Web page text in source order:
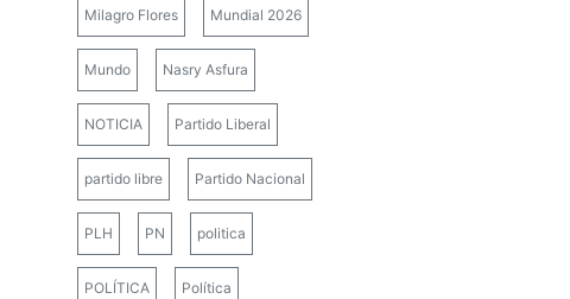
Milagro Flores Mundial 2026
Mundo Nasry Asfura
NOTICIA Partido Liberal
partido libre Partido Nacional
PLH PN politica
POLÍTICA Política